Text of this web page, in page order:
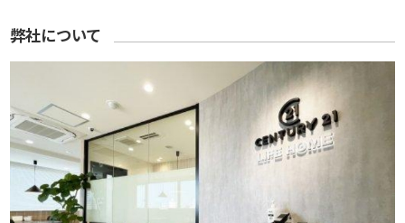
弊社について